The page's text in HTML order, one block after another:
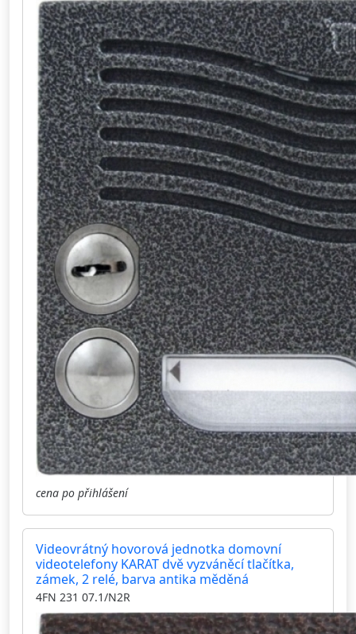
cena po přihlášení
Videovrátný hovorová jednotka domovní
videotelefony KARAT dvě vyzváněcí tlačítka,
zámek, 2 relé, barva antika měděná
4FN 231 07.1/N2R